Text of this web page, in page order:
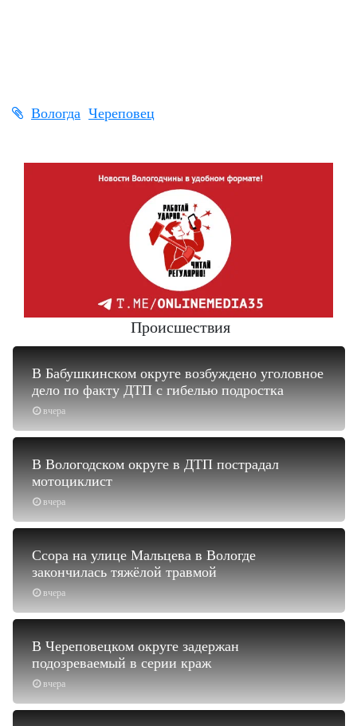
Вологда Череповец
Происшествия
вчера
В Бабушкинском округе возбуждено уголовное
дело по факту ДТП с гибелью подростка
вчера
В Вологодском округе в ДТП пострадал
мотоциклист
вчера
Ссора на улице Мальцева в Вологде
закончилась тяжёлой травмой
вчера
В Череповецком округе задержан
подозреваемый в серии краж